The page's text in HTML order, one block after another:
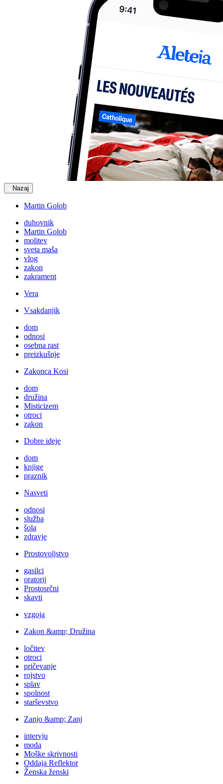
Nazaj
Martin Golob
duhovnik
Martin Golob
molitev
sveta maša
vlog
zakon
zakrament
Vera
Vsakdanjik
dom
odnosi
osebna rast
preizkušnje
Zakonca Kosi
dom
družina
Misticizem
otroci
zakon
Dobre ideje
dom
knjige
praznik
Nasveti
odnosi
služba
šola
zdravje
Prostovoljstvo
gasilci
oratorij
Prostosrčni
skavti
vzgoja
Zakon &amp; Družina
ločitev
otroci
pričevanje
rojstvo
splav
spolnost
starševstvo
Zanjo &amp; Zanj
intervju
moda
Moške skrivnosti
Oddaja Reflektor
Ženska ženski